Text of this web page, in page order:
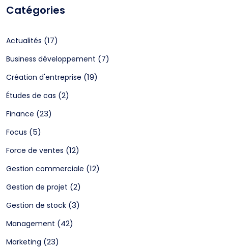
Catégories
Actualités (17)
Business développement (7)
Création d'entreprise (19)
Études de cas (2)
Finance (23)
Focus (5)
Force de ventes (12)
Gestion commerciale (12)
Gestion de projet (2)
Gestion de stock (3)
Management (42)
Marketing (23)